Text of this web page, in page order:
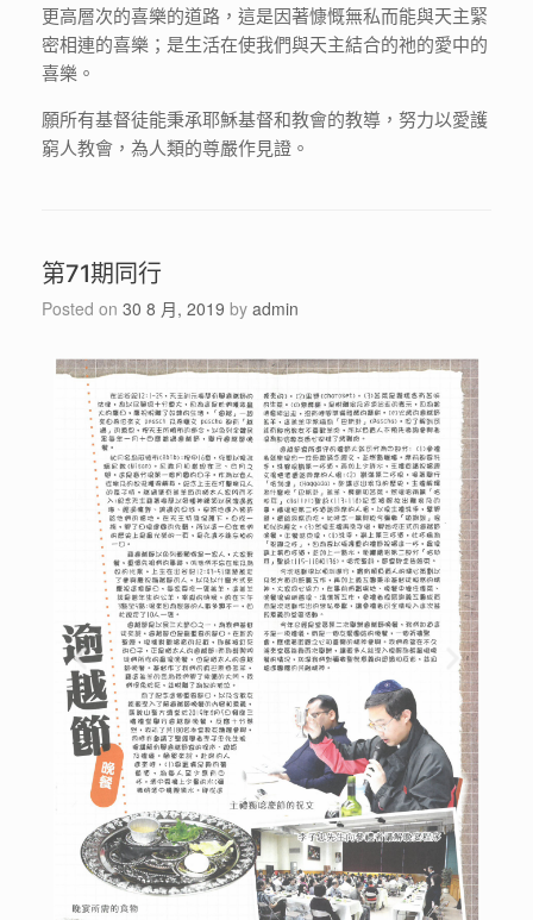
更高層次的喜樂的道路，這是因著慷慨無私而能與天主緊
密相連的喜樂；是生活在使我們與天主結合的祂的愛中的
喜樂。
願所有基督徒能秉承耶穌基督和教會的教導，努力以愛護
窮人教會，為人類的尊嚴作見證。
第71期同行
Posted on 30 8 月, 2019 by admin